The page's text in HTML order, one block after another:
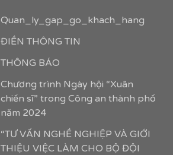
Quan_ly_gap_go_khach_hang
ĐIỀN THÔNG TIN
THÔNG BÁO
Chương trình Ngày hội “Xuân
chiến sĩ” trong Công an thành phố
năm 2024
“TƯ VẤN NGHỀ NGHIỆP VÀ GIỚI
THIỆU VIỆC LÀM CHO BỘ ĐỘI